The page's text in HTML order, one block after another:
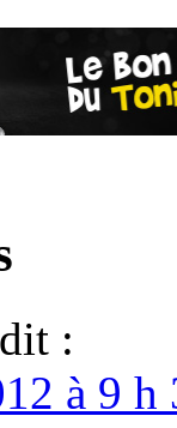
dit :
à 9